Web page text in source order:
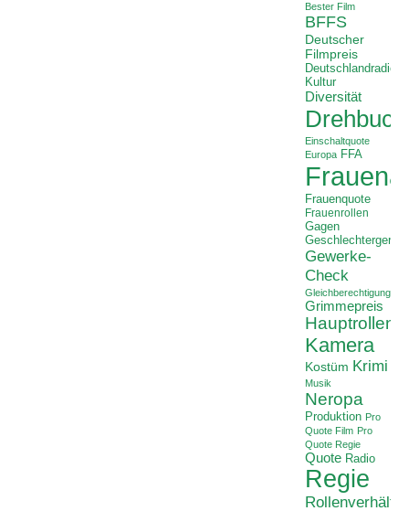
Bester Film
BFFS
Deutscher
Filmpreis
Deutschlandradio
Kultur
Diversität
Drehbuch
Einschaltquote
Europa FFA
Frauenquote
Frauenrollen
Gagen
Gewerke-
Check
Gleichberechtigung
Grimmepreis
Hauptrollen
Kamera
Kostüm Krimi
Musik
Neropa
Produktion Pro
Quote Film Pro
Quote Regie
Quote Radio
Regie